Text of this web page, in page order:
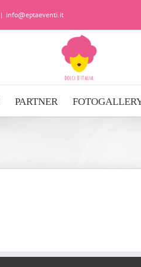
| info@eptaeventi.it
PARTNER